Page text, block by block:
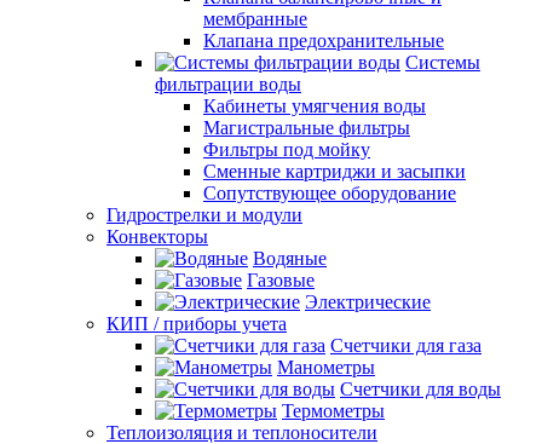
мембранные
Клапана предохранительные
Системы
фильтрации воды
Кабинеты умягчения воды
Магистральные фильтры
Фильтры под мойку
Сменные картриджи и засыпки
Сопутствующее оборудование
Гидрострелки и модули
Конвекторы
Водяные
Газовые
Электрические
КИП / приборы учета
Счетчики для газа
Манометры
Счетчики для воды
Термометры
Теплоизоляция и теплоносители